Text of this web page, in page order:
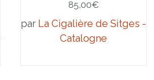
85,00€
par La Cigalière de Sitges -
Catalogne